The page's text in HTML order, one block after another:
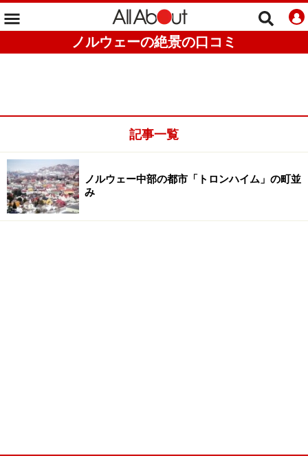
ノルウェーの絶景の口コミ
記事一覧
ノルウェー中部の都市「トロンハイム」の町並
み